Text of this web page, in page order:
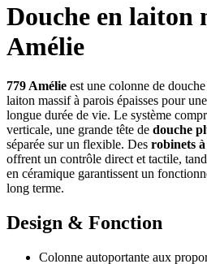
Douche en laiton
Amélie
779 Amélie est une colonne de
laiton massif à parois épaisses pour
longue durée de vie. Le système
verticale, une grande tête de douche
séparée sur un flexible. Des robinets
offrent un contrôle direct et tactile,
en céramique garantissent un
long terme.
Design & Fonction
Colonne autoportante aux